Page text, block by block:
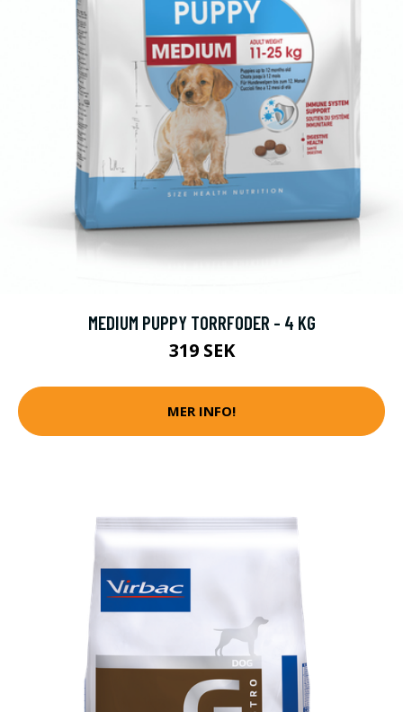
MEDIUM PUPPY TORRFODER - 4 KG
319 SEK
MER INFO!